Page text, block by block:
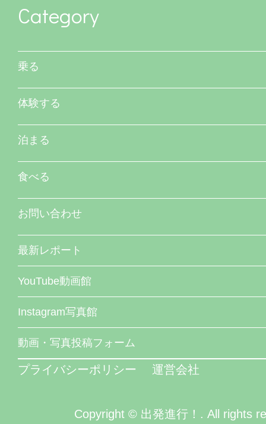
Category
乗る
体験する
泊まる
食べる
お問い合わせ
最新レポート
YouTube動画館
Instagram写真館
動画・写真投稿フォーム
プライバシーポリシー 運営会社
Copyright © 出発進行！. All rights